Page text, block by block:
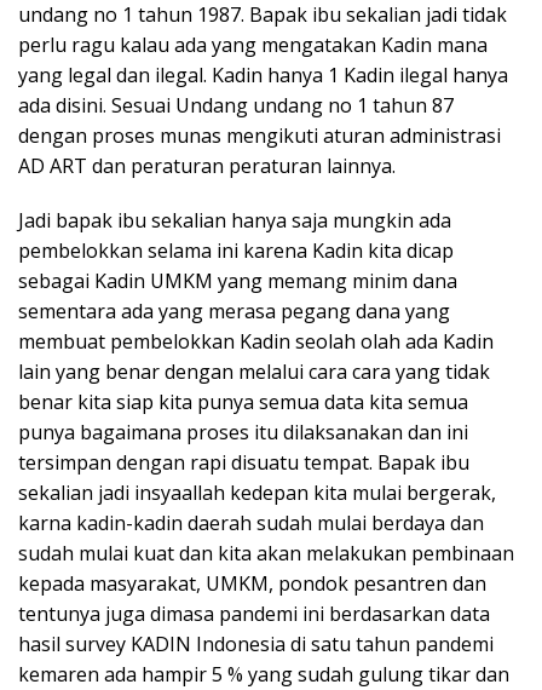
undang no 1 tahun 1987. Bapak ibu sekalian jadi tidak
perlu ragu kalau ada yang mengatakan Kadin mana
yang legal dan ilegal. Kadin hanya 1 Kadin ilegal hanya
ada disini. Sesuai Undang undang no 1 tahun 87
dengan proses munas mengikuti aturan administrasi
AD ART dan peraturan peraturan lainnya.
Jadi bapak ibu sekalian hanya saja mungkin ada
pembelokkan selama ini karena Kadin kita dicap
sebagai Kadin UMKM yang memang minim dana
sementara ada yang merasa pegang dana yang
membuat pembelokkan Kadin seolah olah ada Kadin
lain yang benar dengan melalui cara cara yang tidak
benar kita siap kita punya semua data kita semua
punya bagaimana proses itu dilaksanakan dan ini
tersimpan dengan rapi disuatu tempat. Bapak ibu
sekalian jadi insyaallah kedepan kita mulai bergerak,
karna kadin-kadin daerah sudah mulai berdaya dan
sudah mulai kuat dan kita akan melakukan pembinaan
kepada masyarakat, UMKM, pondok pesantren dan
tentunya juga dimasa pandemi ini berdasarkan data
hasil survey KADIN Indonesia di satu tahun pandemi
kemaren ada hampir 5 % yang sudah gulung tikar dan